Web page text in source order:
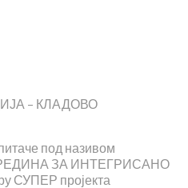
– КЛАДОВО
под називом
ЗА ИНТЕГРИСАНО
СУПЕР пројекта